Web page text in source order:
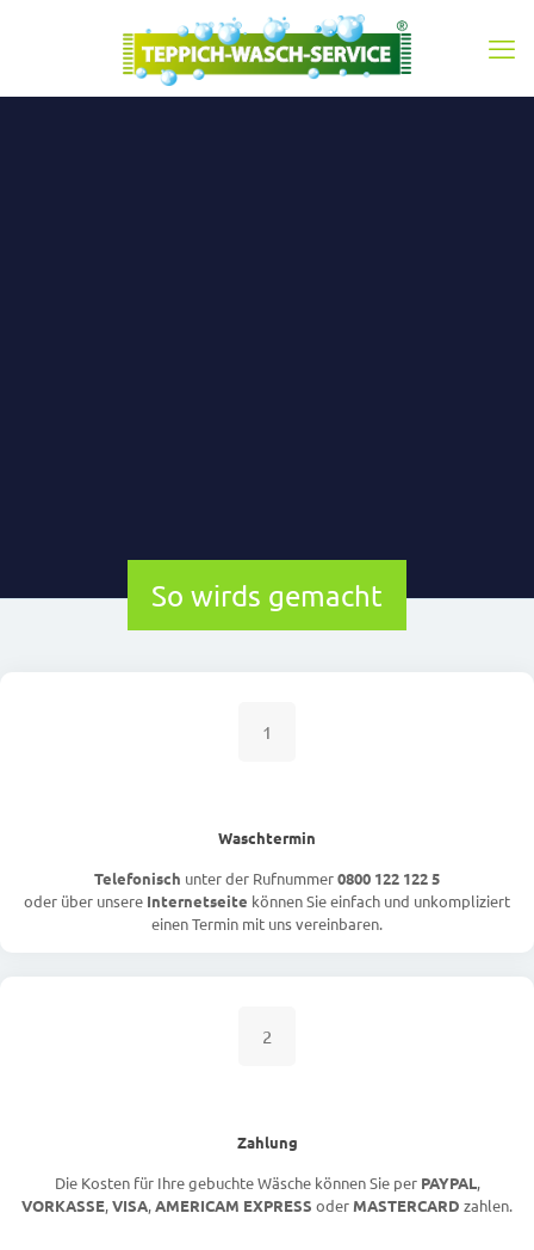
So wirds gemacht
1
Waschtermin
Telefonisch unter der Rufnummer0800 122 122 5
oder über unsere Internetseite können Sie einfach und unkompliziert
einen Termin mit uns vereinbaren.
2
Zahlung
Die Kosten für Ihre gebuchte Wäsche können Sie per PAYPAL,
VORKASSE,VISA,AMERICAM EXPRESS oder MASTERCARD zahlen.